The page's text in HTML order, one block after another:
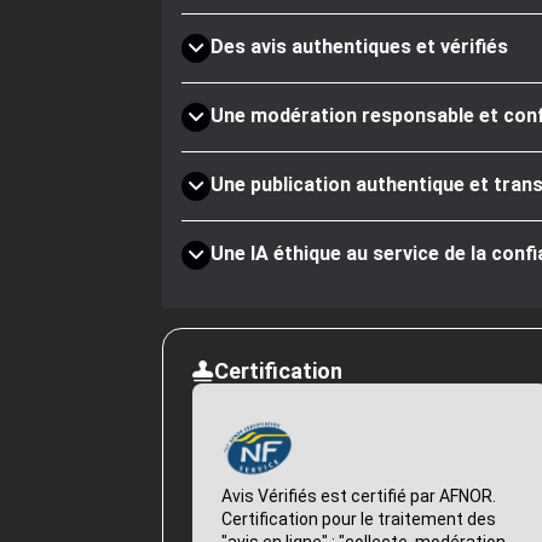
Des avis authentiques et vérifiés
Une modération responsable et
Une publication authentique et
Une IA éthique au service de la
Certification
Avis Vérifiés est certifié par AFNOR.
Certification pour le traitement des